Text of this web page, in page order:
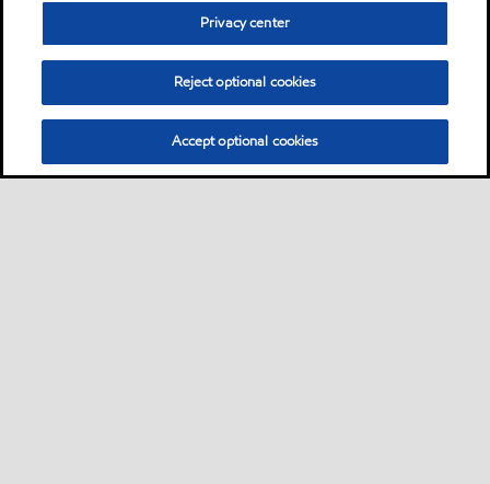
Privacy center
Reject optional cookies
Accept optional cookies